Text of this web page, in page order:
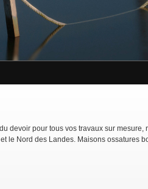
devoir pour tous vos travaux sur mesure,
le Nord des Landes. Maisons ossatures